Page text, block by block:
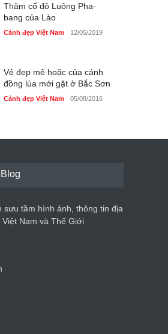
Thăm cố đô Luông Pha-
bang của Lào
Cảnh đẹp Việt Nam 12/05/2019
Vẻ đẹp mê hoặc của cánh
đồng lúa mới gặt ở Bắc Sơn
Cảnh đẹp Việt Nam 05/08/2016
sưu tầm hình ảnh, thông tin địa
Nam và Thế Giới